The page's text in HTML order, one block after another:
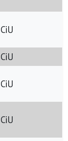
CiU
CiU
CiU
CiU